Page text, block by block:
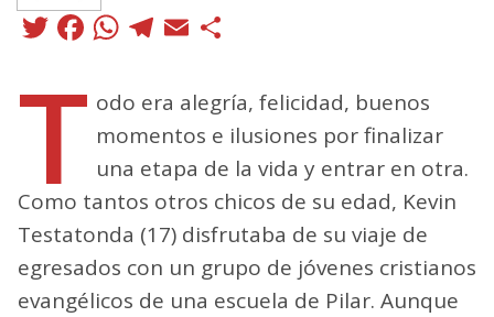
Twitter
Facebook
WhatsApp
Telegram
Email
T odo era alegría, felicidad, buenos
momentos e ilusiones por finalizar
una etapa de la vida y entrar en otra.
Como tantos otros chicos de su edad, Kevin
Testatonda (17) disfrutaba de su viaje de
egresados con un grupo de jóvenes cristianos
evangélicos de una escuela de Pilar. Aunque